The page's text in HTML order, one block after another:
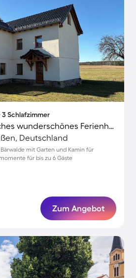
3 Schlafzimmer
Familienfreundliches wunderschönes Ferienhaus mit Terrasse, Garten und Grill
Deutschland
mit Garten und Kamin für
für bis zu 6 Gäste
Zum Angebot